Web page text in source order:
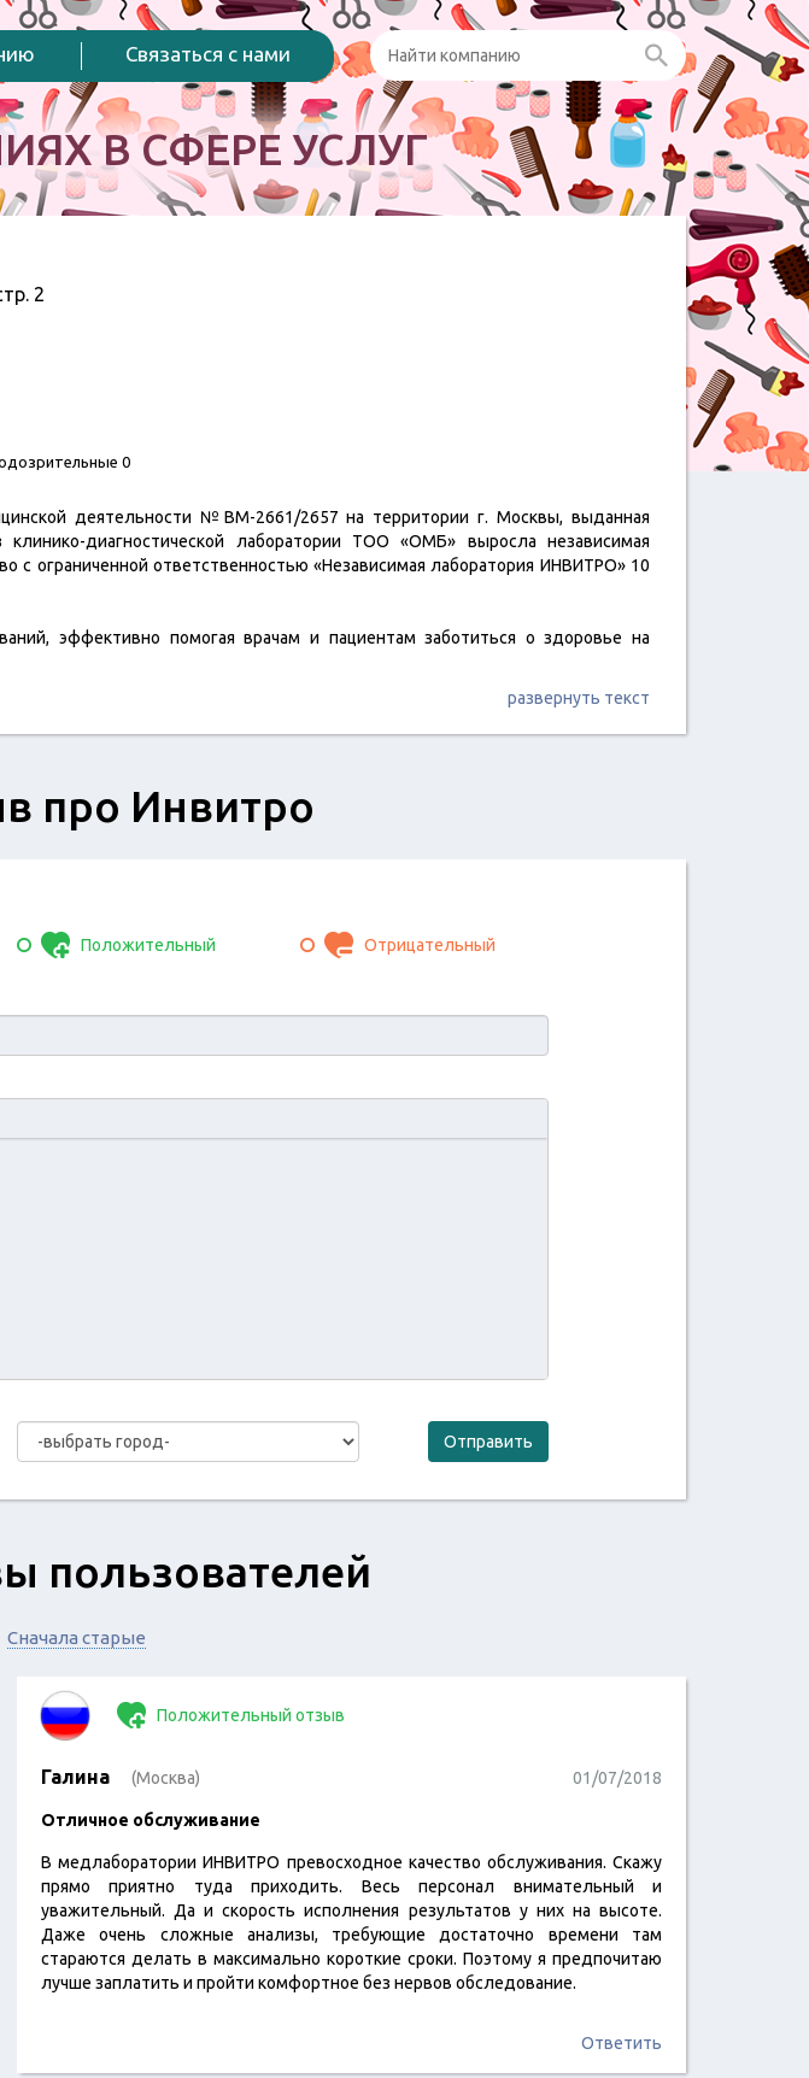
Связаться с нами
В СФЕРЕ УСЛУГ
2
0
деятельности №ВМ-2661/2657 на территории г. Москвы, выданная
диагностической лаборатории ТОО «ОМБ» выросла независимая
с ограниченной ответственностью «Независимая лаборатория ИНВИТРО» 10
эффективно помогая врачам и пациентам заботиться о здоровье на
развернуть текст
про Инвитро
Положительный
Отрицательный
Отправить
пользователей
Сначала старые
читать отзыв
Положительный отзыв
Галина (Москва) 01/07/2018
Отличное обслуживание
В медлаборатории ИНВИТРО превосходное качество обслуживания. Скажу
прямо приятно туда приходить. Весь персонал внимательный и
уважительный. Да и скорость исполнения результатов у них на высоте.
Даже очень сложные анализы, требующие достаточно времени там
стараются делать в максимально короткие сроки. Поэтому я предпочитаю
лучше заплатить и пройти комфортное без нервов обследование.
Ответить